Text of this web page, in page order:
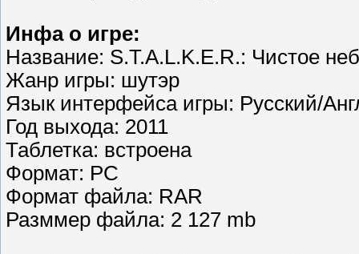
Инфа о игре:
Название: S.T.A.L.K.E.R.: Чистое
Жанр игры: шутэр
Язык интерфейса игры: Русский/
Год выхода: 2011
Таблетка: встроена
Формат: PC
Формат файла: RAR
Разммер файла: 2 127 mb